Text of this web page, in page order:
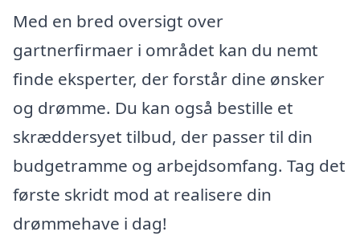
Med en bred oversigt over
gartnerfirmaer i området kan du nemt
finde eksperter, der forstår dine ønsker
og drømme. Du kan også bestille et
skræddersyet tilbud, der passer til din
budgetramme og arbejdsomfang. Tag det
første skridt mod at realisere din
drømmehave i dag!